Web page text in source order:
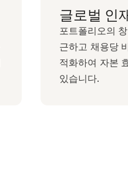
글로벌 인
포트폴리오의
근하고 채용당
적화하여 자본
있습니다.